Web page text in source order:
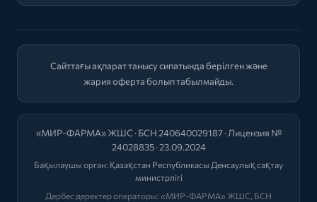
Сайттағы ақпарат танысу сипатында берілген және
жария оферта болып табылмайды.
«МИР-ФАРМА» ЖШС · БСН 240640029187 · Лицензия №
24028835 · 23.09.2024
Бақылаушы орган: Қазақстан Республикасы Денсаулық сақтау
министрлігі
Дербес деректер операторы: «МИР-ФАРМА» ЖШС, БСН